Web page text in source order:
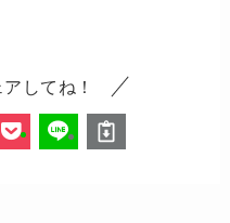
してね！